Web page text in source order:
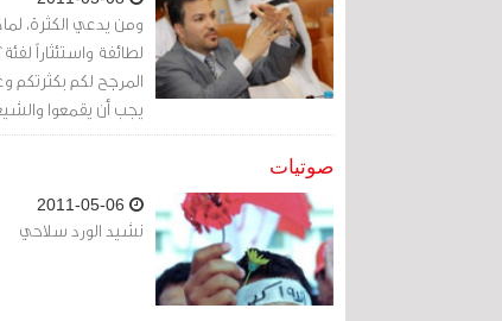
ومن يدعي الكثرة،
لطائفة واستئثاراً
المرجح لكم بكثرتكم
يجب أن يقمعوا
صوتيات
نشيد الورد سلاحي